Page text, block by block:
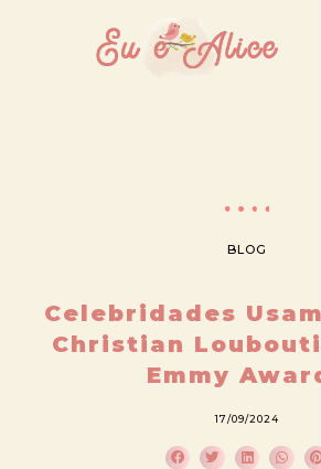
BLOG
Celebridades
Christian
Emmy
17/09/2024